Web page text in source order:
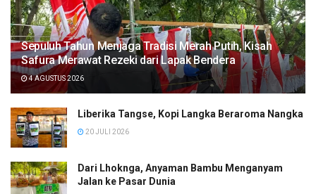
Sepuluh Tahun Menjaga Tradisi Merah Putih, Kisah
Safura Merawat Rezeki dari Lapak Bendera
4 AGUSTUS 2026
Liberika Tangse, Kopi Langka Beraroma Nangka
20 JULI 2026
Dari Lhoknga, Anyaman Bambu Menganyam
Jalan ke Pasar Dunia